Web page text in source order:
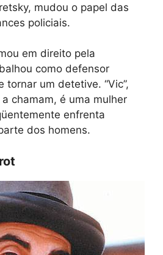
mudou o papel das
policiais.
em direito pela
como defensor
tornar um detetive. “Vic”,
chamam, é uma mulher
enfrenta
dos homens.